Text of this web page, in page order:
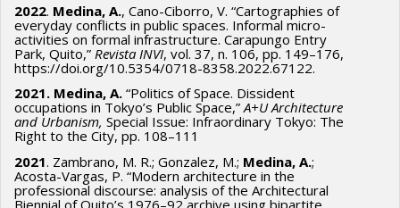
2022. Medina, A., Cano-Ciborro, V. “Cartographies of
everyday conflicts in public spaces. Informal micro-
activities on formal infrastructure. Carapungo Entry
Park, Quito,” Revista INVI, vol. 37, n. 106, pp. 149–176,
https://doi.org/10.5354/0718-8358.2022.67122.
2021. Medina, A. “Politics of Space. Dissident
occupations in Tokyo’s Public Space,”A+U Architecture
and Urbanism, Special Issue: Infraordinary Tokyo: The
Right to the City, pp. 108–111
2021. Zambrano, M. R.; Gonzalez, M.; Medina, A.;
Acosta-Vargas, P. “Modern architecture in the
professional discourse: analysis of the Architectural
Biennial of Quito’s 1976–92 archive using bipartite